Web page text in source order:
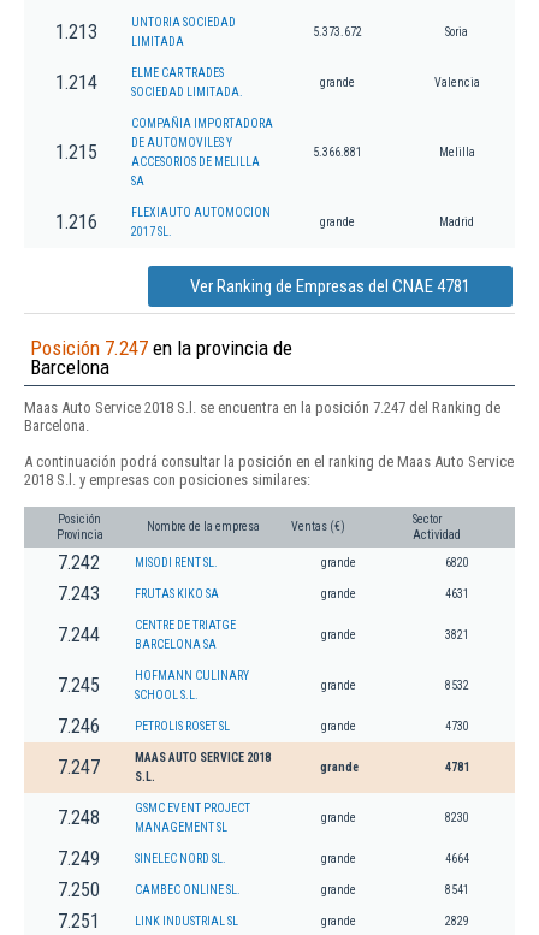
1.213
UNTORIA SOCIEDAD
LIMITADA
5.373.672 Soria
1.214
ELME CAR TRADES
SOCIEDAD LIMITADA.
grande Valencia
1.215
COMPAÑIA IMPORTADORA
DE AUTOMOVILES Y
ACCESORIOS DE MELILLA
SA
5.366.881 Melilla
1.216
FLEXIAUTO AUTOMOCION
2017 SL.
grande Madrid
Ver Ranking de Empresas del CNAE 4781
Posición 7.247 en la provincia de
Barcelona
Maas Auto Service 2018 S.l. se encuentra en la posición 7.247 del Ranking de
Barcelona.
A continuación podrá consultar la posición en el ranking de Maas Auto Service
2018 S.l. y empresas con posiciones similares:
Posición
Provincia
Nombre de la empresa Ventas (€)
Sector
Actividad
7.242 MISODI RENT SL. grande 6820
7.243 FRUTAS KIKO SA grande 4631
7.244
CENTRE DE TRIATGE
BARCELONA SA
grande 3821
7.245
HOFMANN CULINARY
SCHOOL S.L.
grande 8532
7.246 PETROLIS ROSET SL grande 4730
7.247
MAAS AUTO SERVICE 2018
S.L.
grande 4781
7.248
GSMC EVENT PROJECT
MANAGEMENT SL
grande 8230
7.249 SINELEC NORD SL. grande 4664
7.250 CAMBEC ONLINE SL. grande 8541
7.251 LINK INDUSTRIAL SL grande 2829